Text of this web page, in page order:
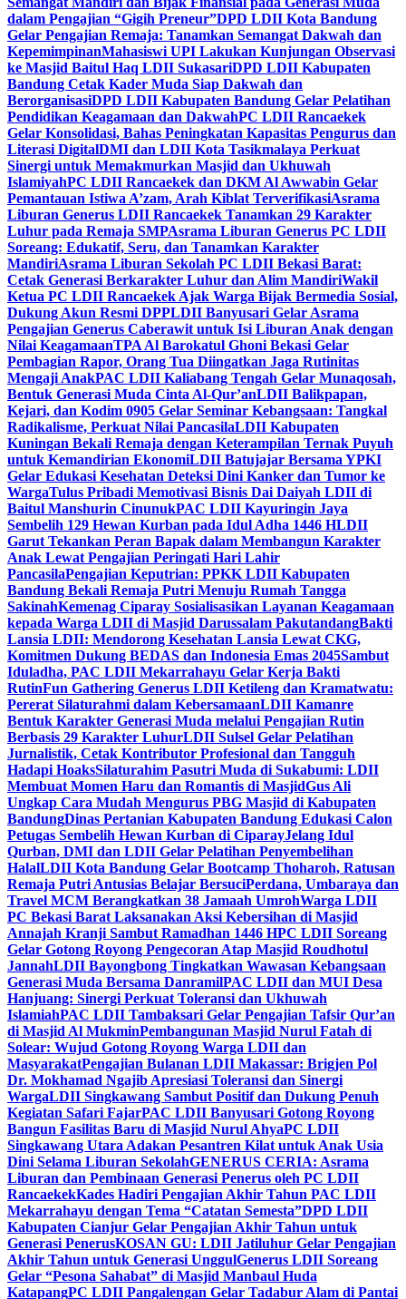
dalam Pengajian “Gigih Preneur”DPD LDII Kota Bandung
Gelar Pengajian Remaja: Tanamkan Semangat Dakwah dan
KepemimpinanMahasiswi UPI Lakukan Kunjungan Observasi
ke Masjid Baitul Haq LDII SukasariDPD LDII Kabupaten
Bandung Cetak Kader Muda Siap Dakwah dan
BerorganisasiDPD LDII Kabupaten Bandung Gelar Pelatihan
Pendidikan Keagamaan dan DakwahPC LDII Rancaekek
Gelar Konsolidasi, Bahas Peningkatan Kapasitas Pengurus dan
Literasi DigitalDMI dan LDII Kota Tasikmalaya Perkuat
Sinergi untuk Memakmurkan Masjid dan Ukhuwah
IslamiyahPC LDII Rancaekek dan DKM Al Awwabin Gelar
Pemantauan Istiwa A’zam, Arah Kiblat TerverifikasiAsrama
Liburan Generus LDII Rancaekek Tanamkan 29 Karakter
Luhur pada Remaja SMPAsrama Liburan Generus PC LDII
Soreang: Edukatif, Seru, dan Tanamkan Karakter
MandiriAsrama Liburan Sekolah PC LDII Bekasi Barat:
Cetak Generasi Berkarakter Luhur dan Alim MandiriWakil
Ketua PC LDII Rancaekek Ajak Warga Bijak Bermedia Sosial,
Dukung Akun Resmi DPPLDII Banyusari Gelar Asrama
Pengajian Generus Caberawit untuk Isi Liburan Anak dengan
Nilai KeagamaanTPA Al Barokatul Ghoni Bekasi Gelar
Pembagian Rapor, Orang Tua Diingatkan Jaga Rutinitas
Mengaji AnakPAC LDII Kaliabang Tengah Gelar Munaqosah,
Bentuk Generasi Muda Cinta Al-Qur’anLDII Balikpapan,
Kejari, dan Kodim 0905 Gelar Seminar Kebangsaan: Tangkal
Radikalisme, Perkuat Nilai PancasilaLDII Kabupaten
Kuningan Bekali Remaja dengan Keterampilan Ternak Puyuh
untuk Kemandirian EkonomiLDII Batujajar Bersama YPKI
Gelar Edukasi Kesehatan Deteksi Dini Kanker dan Tumor ke
WargaTulus Pribadi Memotivasi Bisnis Dai Daiyah LDII di
Baitul Manshurin CinunukPAC LDII Kayuringin Jaya
Sembelih 129 Hewan Kurban pada Idul Adha 1446 HLDII
Garut Tekankan Peran Bapak dalam Membangun Karakter
Anak Lewat Pengajian Peringati Hari Lahir
PancasilaPengajian Keputrian: PPKK LDII Kabupaten
Bandung Bekali Remaja Putri Menuju Rumah Tangga
SakinahKemenag Ciparay Sosialisasikan Layanan Keagamaan
kepada Warga LDII di Masjid Darussalam PakutandangBakti
Lansia LDII: Mendorong Kesehatan Lansia Lewat CKG,
Komitmen Dukung BEDAS dan Indonesia Emas 2045Sambut
Iduladha, PAC LDII Mekarrahayu Gelar Kerja Bakti
RutinFun Gathering Generus LDII Ketileng dan Kramatwatu:
Pererat Silaturahmi dalam KebersamaanLDII Kamanre
Bentuk Karakter Generasi Muda melalui Pengajian Rutin
Berbasis 29 Karakter LuhurLDII Sulsel Gelar Pelatihan
Jurnalistik, Cetak Kontributor Profesional dan Tangguh
Hadapi HoaksSilaturahim Pasutri Muda di Sukabumi: LDII
Membuat Momen Haru dan Romantis di MasjidGus Ali
Ungkap Cara Mudah Mengurus PBG Masjid di Kabupaten
BandungDinas Pertanian Kabupaten Bandung Edukasi Calon
Petugas Sembelih Hewan Kurban di CiparayJelang Idul
Qurban, DMI dan LDII Gelar Pelatihan Penyembelihan
HalalLDII Kota Bandung Gelar Bootcamp Thoharoh, Ratusan
Remaja Putri Antusias Belajar BersuciPerdana, Umbaraya dan
Travel MCM Berangkatkan 38 Jamaah UmrohWarga LDII
PC Bekasi Barat Laksanakan Aksi Kebersihan di Masjid
Annajah Kranji Sambut Ramadhan 1446 HPC LDII Soreang
Gelar Gotong Royong Pengecoran Atap Masjid Roudhotul
JannahLDII Bayongbong Tingkatkan Wawasan Kebangsaan
Generasi Muda Bersama DanramilPAC LDII dan MUI Desa
Hanjuang: Sinergi Perkuat Toleransi dan Ukhuwah
IslamiahPAC LDII Tambaksari Gelar Pengajian Tafsir Qur’an
di Masjid Al MukminPembangunan Masjid Nurul Fatah di
Solear: Wujud Gotong Royong Warga LDII dan
MasyarakatPengajian Bulanan LDII Makassar: Brigjen Pol
Dr. Mokhamad Ngajib Apresiasi Toleransi dan Sinergi
WargaLDII Singkawang Sambut Positif dan Dukung Penuh
Kegiatan Safari FajarPAC LDII Banyusari Gotong Royong
Bangun Fasilitas Baru di Masjid Nurul AhyaPC LDII
Singkawang Utara Adakan Pesantren Kilat untuk Anak Usia
Dini Selama Liburan SekolahGENERUS CERIA: Asrama
Liburan dan Pembinaan Generasi Penerus oleh PC LDII
RancaekekKades Hadiri Pengajian Akhir Tahun PAC LDII
Mekarrahayu dengan Tema “Catatan Semesta”DPD LDII
Kabupaten Cianjur Gelar Pengajian Akhir Tahun untuk
Generasi PenerusKOSAN GU: LDII Jatiluhur Gelar Pengajian
Akhir Tahun untuk Generasi UnggulGenerus LDII Soreang
Gelar “Pesona Sahabat” di Masjid Manbaul Huda
KatapangPC LDII Pangalengan Gelar Tadabur Alam di Pantai